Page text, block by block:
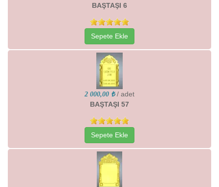
BAŞTAŞI 6
Sepete Ekle
2 000,00 ₺ / adet
BAŞTAŞI 57
Sepete Ekle